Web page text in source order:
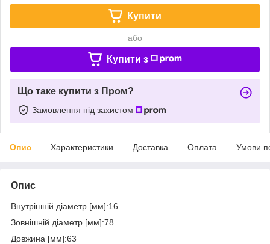
Купити
або
Купити з
Що таке купити з Пром?
Замовлення під захистом
Опис Характеристики Доставка Оплата Умови
Опис
Внутрішній діаметр [мм]:16
Зовнішній діаметр [мм]:78
Довжина [мм]:63